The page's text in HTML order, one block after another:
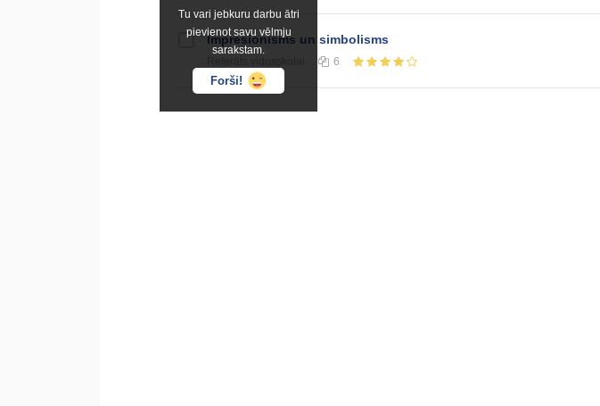
Tu vari jebkuru darbu ātri
pievienot savu vēlmju
sarakstam.
Forši!
Impresionisms un simbolisms
6